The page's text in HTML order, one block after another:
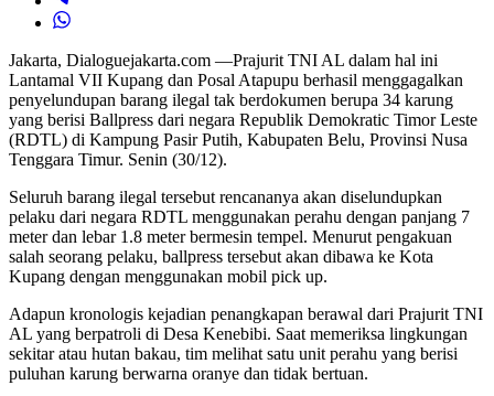
Jakarta, Dialoguejakarta.com —Prajurit TNI AL dalam hal ini
Lantamal VII Kupang dan Posal Atapupu berhasil menggagalkan
penyelundupan barang ilegal tak berdokumen berupa 34 karung
yang berisi Ballpress dari negara Republik Demokratic Timor Leste
(RDTL) di Kampung Pasir Putih, Kabupaten Belu, Provinsi Nusa
Tenggara Timur. Senin (30/12).
Seluruh barang ilegal tersebut rencananya akan diselundupkan
pelaku dari negara RDTL menggunakan perahu dengan panjang 7
meter dan lebar 1.8 meter bermesin tempel. Menurut pengakuan
salah seorang pelaku, ballpress tersebut akan dibawa ke Kota
Kupang dengan menggunakan mobil pick up.
Adapun kronologis kejadian penangkapan berawal dari Prajurit TNI
AL yang berpatroli di Desa Kenebibi. Saat memeriksa lingkungan
sekitar atau hutan bakau, tim melihat satu unit perahu yang berisi
puluhan karung berwarna oranye dan tidak bertuan.